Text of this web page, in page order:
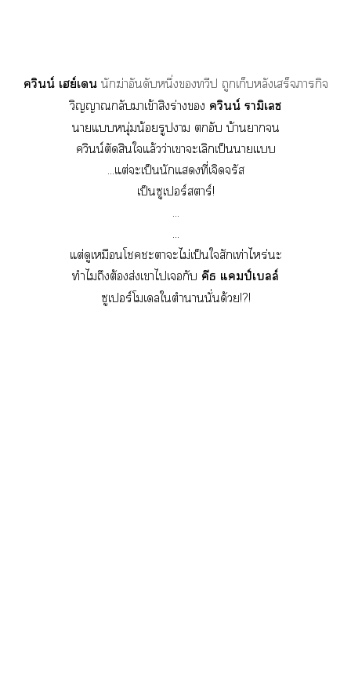
ควินน์ เฮย์เนักฆ่าอันดับหนึ่งทวีป ถูกเก็บหลังเสร็จภารกิจ
วิญญาณกลับาเข้าสิงร่าง ควินน์ รามิเลซ
าแหนุ่มน้อยรูปา ตกอับ บ้านา
ควินน์ตัดสินใแล้วว่าเาะเลิกเป็นาแ
...แต่ะเป็นนักแที่เจิดจรัส
เป็นซูเปอร์าร์!
...
...
แต่ดูเหมือนโะาะไม่เป็นใสักเท่าไหร่ะ
ทำไมถึงต้องส่งเาไเกับ คีธ แป์เบลล์
ซูเปอร์โเลใตำานั่นด้วย!?!